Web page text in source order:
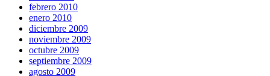
febrero 2010
enero 2010
diciembre 2009
noviembre 2009
octubre 2009
septiembre 2009
agosto 2009